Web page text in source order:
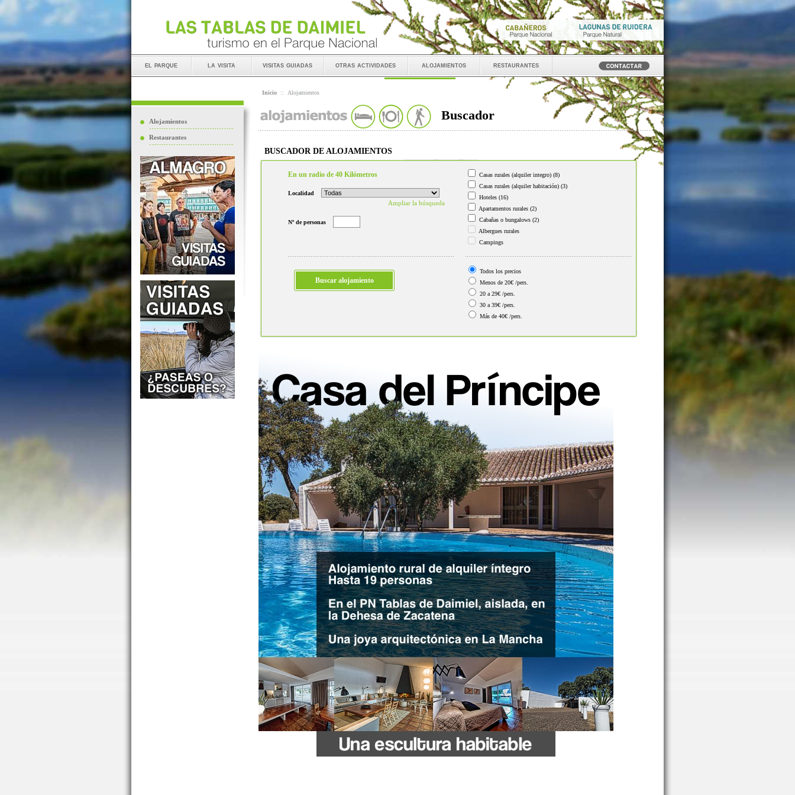
el parque la visita visitas guiadas otras actividades alojamientos restaurantes
Alojamientos
Restaurantes
Inicio :: Alojamientos
Buscador
BUSCADOR DE ALOJAMIENTOS
En un radio de 40 Kilómetros
Localidad
Ampliar la búsqueda
Nº de personas
Casas rurales (alquiler integro) (8)
Casas rurales (alquiler habitación) (3)
Hoteles (16)
Apartamentos rurales (2)
Cabañas o bungalows (2)
Albergues rurales
Campings
Todos los precios
Menos de 20€ /pers.
20 a 29€ /pers.
30 a 39€ /pers.
Más de 40€ /pers.